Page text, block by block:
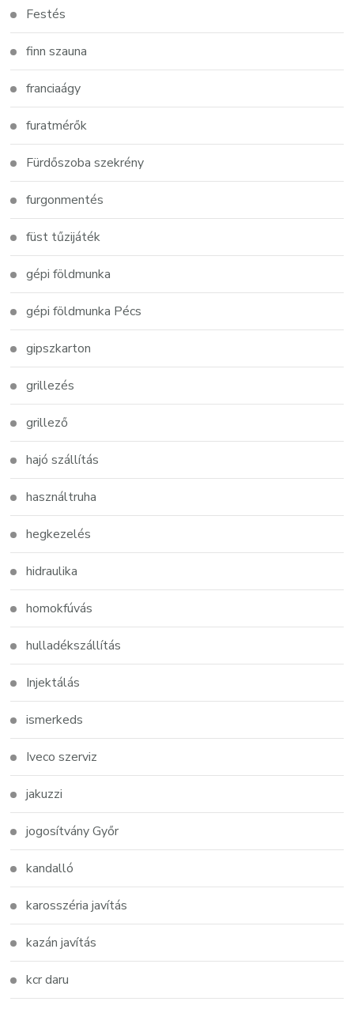
Festés
finn szauna
franciaágy
furatmérők
Fürdőszoba szekrény
furgonmentés
füst tűzijáték
gépi földmunka
gépi földmunka Pécs
gipszkarton
grillezés
grillező
hajó szállítás
használtruha
hegkezelés
hidraulika
homokfúvás
hulladékszállítás
Injektálás
ismerkeds
Iveco szerviz
jakuzzi
jogosítvány Győr
kandalló
karosszéria javítás
kazán javítás
kcr daru